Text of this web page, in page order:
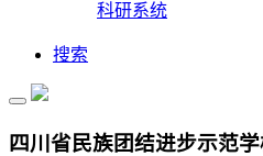
科研系统
搜索
四川省民族团结进步示范